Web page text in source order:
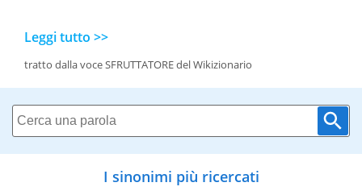
Leggi tutto >>
tratto dalla voce SFRUTTATORE del Wikizionario
I sinonimi più ricercati